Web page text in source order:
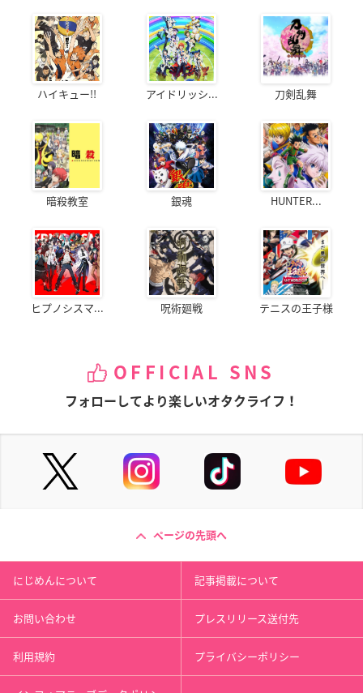
ハイキュー!! アイドリッシ... 刀剣乱舞
暗殺教室 銀魂 HUNTER...
ヒプノシスマ... 呪術廻戦 テニスの王子様
OFFICIAL SNS
フォローしてより楽しいオタクライフ！
ページの先頭へ
にじめんについて 記事掲載について
お問い合わせ プレスリリース送付先
利用規約 プライバシーポリシー